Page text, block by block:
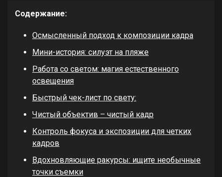
Содержание:
Осмысленный подход к композиции кадра
Мини-история: силуэт на пляже
Работа со светом: магия естественного
освещения
Быстрый чек-лист по свету:
Чистый объектив – чистый кадр
Контроль фокуса и экспозиции для четких
кадров
Вдохновляющие ракурсы: ищите необычные
точки съемки